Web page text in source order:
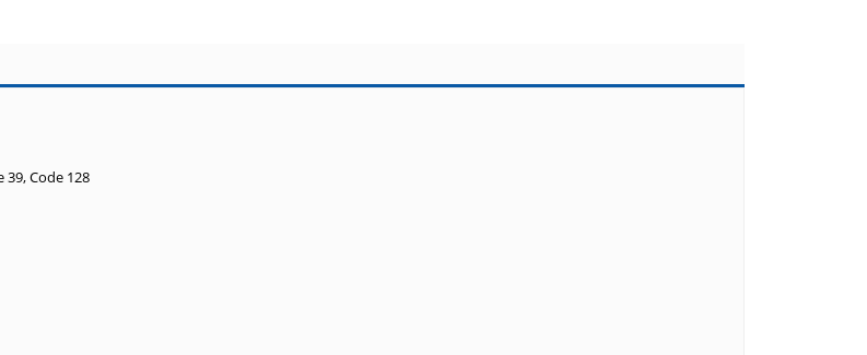
39, Code 128